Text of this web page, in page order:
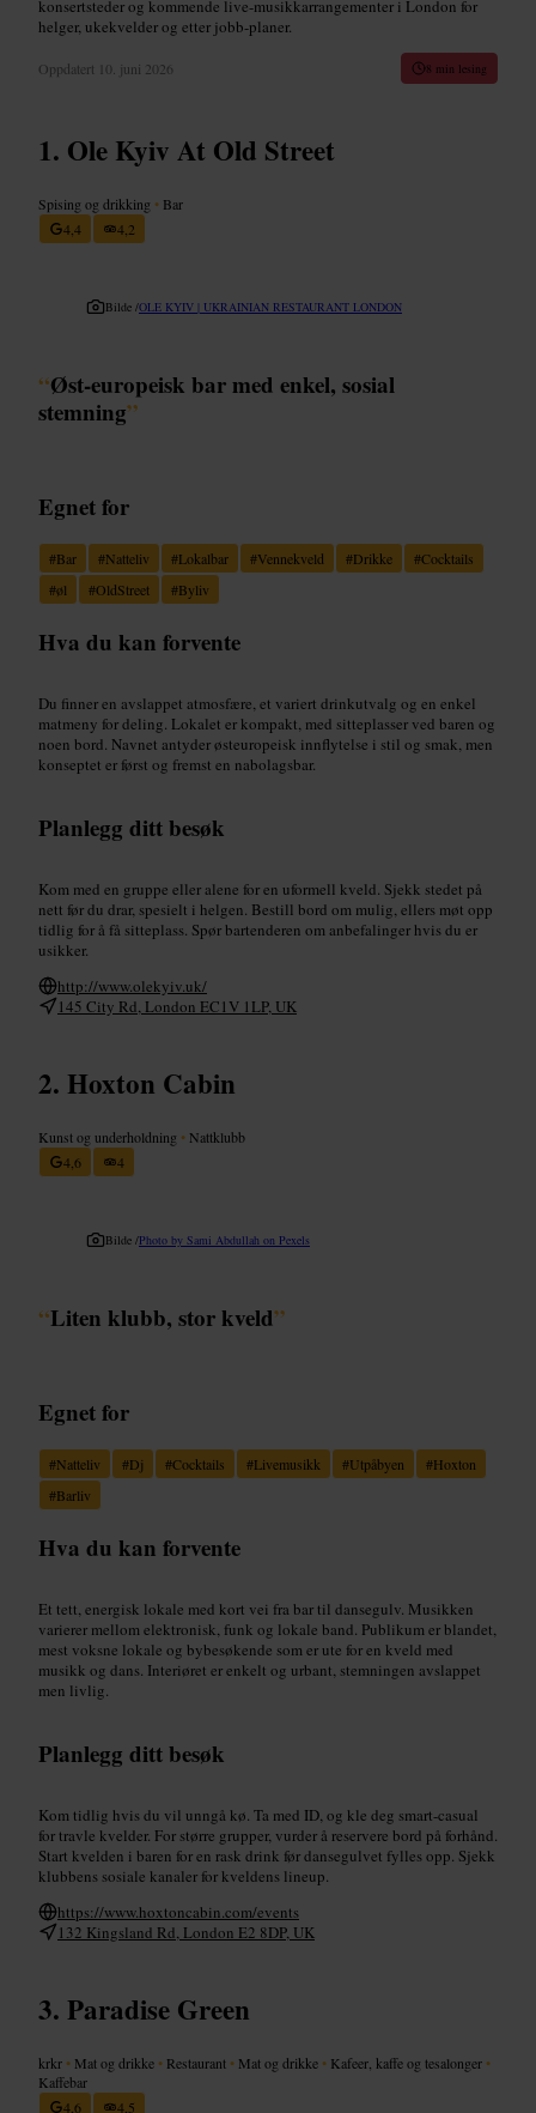
konsertsteder og kommende live-musikkarrangementer i London for
helger, ukekvelder og etter jobb-planer.
Oppdatert 10. juni 2026 8 min lesing
Ole Kyiv At Old Street
Spising og drikking • Bar
4,4
4,2
Bilde /OLE KYIV | UKRAINIAN RESTAURANT LONDON
“Øst-europeisk bar med enkel, sosial
stemning”
Egnet for
#Bar #Natteliv #Lokalbar #Vennekveld #Drikke #Cocktails
#øl #OldStreet #Byliv
Hva du kan forvente
Du finner en avslappet atmosfære, et variert drinkutvalg og en enkel
matmeny for deling. Lokalet er kompakt, med sitteplasser ved baren og
noen bord. Navnet antyder østeuropeisk innflytelse i stil og smak, men
konseptet er først og fremst en nabolagsbar.
Planlegg ditt besøk
Kom med en gruppe eller alene for en uformell kveld. Sjekk stedet på
nett før du drar, spesielt i helgen. Bestill bord om mulig, ellers møt opp
tidlig for å få sitteplass. Spør bartenderen om anbefalinger hvis du er
usikker.
http://www.olekyiv.uk/
145 City Rd, London EC1V 1LP, UK
Hoxton Cabin
Kunst og underholdning • Nattklubb
4,6
4
Bilde /Photo by Sami Abdullah on Pexels
“Liten klubb, stor kveld”
Egnet for
#Natteliv #Dj #Cocktails #Livemusikk #Utpåbyen #Hoxton
#Barliv
Hva du kan forvente
Et tett, energisk lokale med kort vei fra bar til dansegulv. Musikken
varierer mellom elektronisk, funk og lokale band. Publikum er blandet,
mest voksne lokale og bybesøkende som er ute for en kveld med
musikk og dans. Interiøret er enkelt og urbant, stemningen avslappet
men livlig.
Planlegg ditt besøk
Kom tidlig hvis du vil unngå kø. Ta med ID, og kle deg smart-casual
for travle kvelder. For større grupper, vurder å reservere bord på forhånd.
Start kvelden i baren for en rask drink før dansegulvet fylles opp. Sjekk
klubbens sosiale kanaler for kveldens lineup.
https://www.hoxtoncabin.com/events
132 Kingsland Rd, London E2 8DP, UK
Paradise Green
krkr • Mat og drikke • Restaurant • Mat og drikke • Kafeer, kaffe og tesalonger •
Kaffebar
4,6
4,5